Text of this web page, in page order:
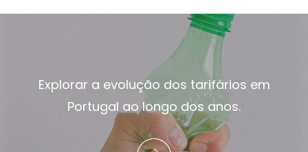
Explorar a evolução dos tarifários em
Portugal ao longo dos anos.